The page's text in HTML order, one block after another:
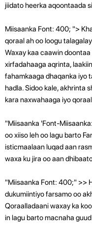
jiidato heerka aqoontaada
Miisaanka Font: 400; ">
qoraal ah oo loogu
Waxay kaa caawin
xirfadahaaga aqrinta,
fahamkaaga dhaqanka iyo
hadla. Sidoo kale, akhrinta
kara naxwahaaga iyo
"Miisaanka 'Font-
oo xiiso leh oo lagu barto
isticmaalaan luqad aan
waxa ku jira oo aan
"Miisaanka Font: 400;" >>
dukumiintiyo farsamo oo
Qoraalladaani waxay ka
in lagu barto macnaha